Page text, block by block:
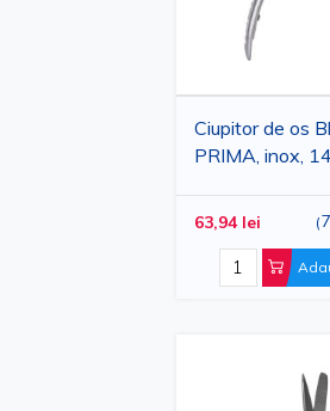
Ciupitor de os
PRIMA, inox,
63,94 lei (